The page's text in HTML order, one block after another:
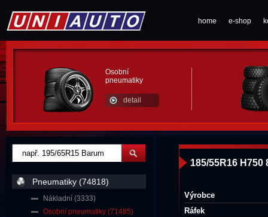
home e-shop
Osobní
pneumatiky
detail
185/55R16 H750
Výrobce
Ráfek
Pneumatiky (74818)
Nákladní (3333)
Osobní pneumatiky (71485)